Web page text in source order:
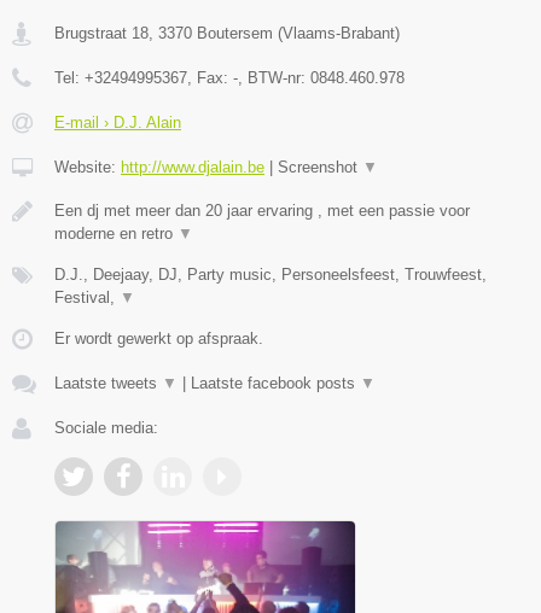
Brugstraat 18, 3370 Boutersem (Vlaams-Brabant)
Tel: +32494995367, Fax: -, BTW-nr: 0848.460.978
E-mail › D.J. Alain
Website: http://www.djalain.be Screenshot ▼
Een dj met meer dan 20 jaar ervaring , met een passie voor
moderne en retro ▼
D.J., Deejaay, DJ, Party music, Personeelsfeest, Trouwfeest,
Festival, ▼
Er wordt gewerkt op afspraak.
Laatste tweets ▼ Laatste facebook posts ▼
Sociale media: